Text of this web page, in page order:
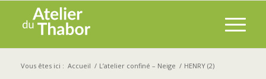
Vous êtes ici : Accueil / L’atelier confiné – Neige / HENRY (2)